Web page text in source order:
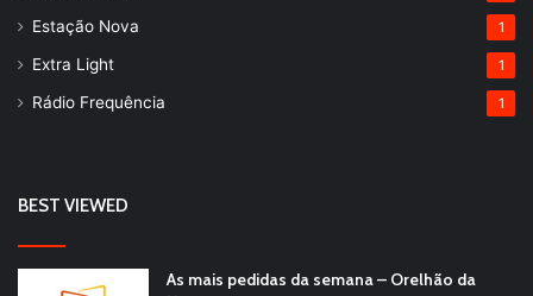
Estação Nova 1
Extra Light 1
Rádio Frequência 1
BEST VIEWED
As mais pedidas da semana – Orelhão da